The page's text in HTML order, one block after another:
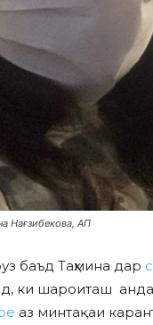
Нағзибекова, АП
баъд Таҳмина дар
ки шароиташ
аз минтақаи